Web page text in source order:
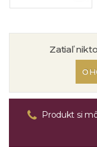
Zatiaľ
Produkt si